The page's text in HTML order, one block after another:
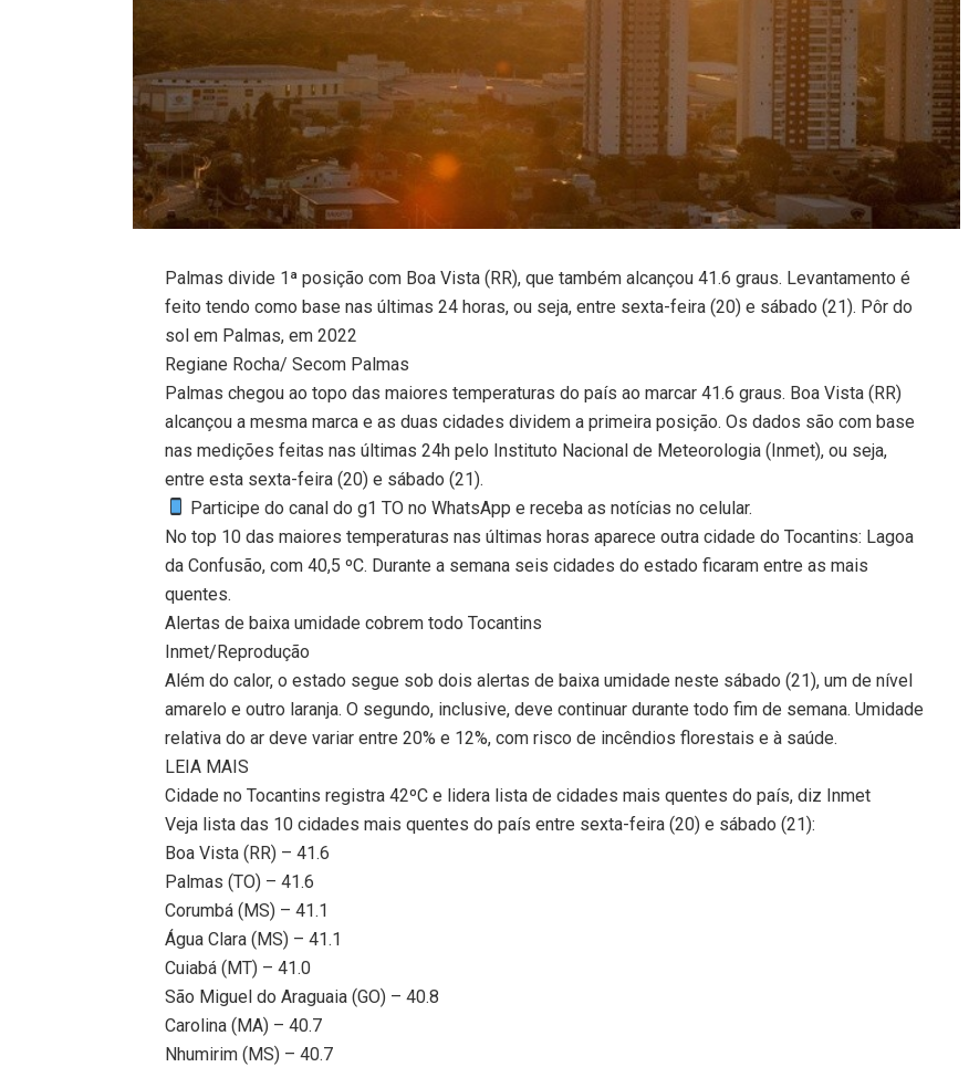
Palmas divide 1ª posição com Boa Vista (RR), que também alcançou 41.6 graus. Levantamento é
feito tendo como base nas últimas 24 horas, ou seja, entre sexta-feira (20) e sábado (21). Pôr do
sol em Palmas, em 2022
Regiane Rocha/ Secom Palmas
Palmas chegou ao topo das maiores temperaturas do país ao marcar 41.6 graus. Boa Vista (RR)
alcançou a mesma marca e as duas cidades dividem a primeira posição. Os dados são com base
nas medições feitas nas últimas 24h pelo Instituto Nacional de Meteorologia (Inmet), ou seja,
entre esta sexta-feira (20) e sábado (21).
Participe do canal do g1 TO no WhatsApp e receba as notícias no celular.
No top 10 das maiores temperaturas nas últimas horas aparece outra cidade do Tocantins: Lagoa
da Confusão, com 40,5 ºC. Durante a semana seis cidades do estado ficaram entre as mais
quentes.
Alertas de baixa umidade cobrem todo Tocantins
Inmet/Reprodução
Além do calor, o estado segue sob dois alertas de baixa umidade neste sábado (21), um de nível
amarelo e outro laranja. O segundo, inclusive, deve continuar durante todo fim de semana. Umidade
relativa do ar deve variar entre 20% e 12%, com risco de incêndios florestais e à saúde.
LEIA MAIS
Cidade no Tocantins registra 42ºC e lidera lista de cidades mais quentes do país, diz Inmet
Veja lista das 10 cidades mais quentes do país entre sexta-feira (20) e sábado (21):
Boa Vista (RR) – 41.6
Palmas (TO) – 41.6
Corumbá (MS) – 41.1
Água Clara (MS) – 41.1
Cuiabá (MT) – 41.0
São Miguel do Araguaia (GO) – 40.8
Carolina (MA) – 40.7
Nhumirim (MS) – 40.7